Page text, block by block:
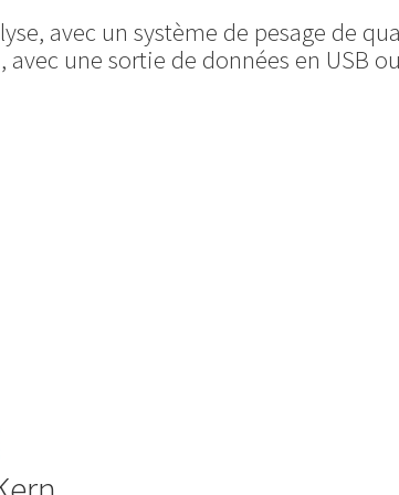
avec un système de pesage de
une sortie de données en USB